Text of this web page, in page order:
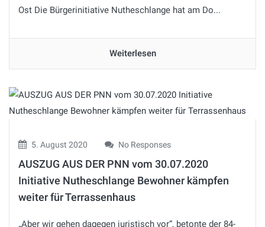
Ost Die Bürgerinitiative Nutheschlange hat am Do...
Weiterlesen
5. August 2020 No Responses
AUSZUG AUS DER PNN vom 30.07.2020
Initiative Nutheschlange Bewohner kämpfen
weiter für Terrassenhaus
„Aber wir gehen dagegen juristisch vor“, betonte der 84-